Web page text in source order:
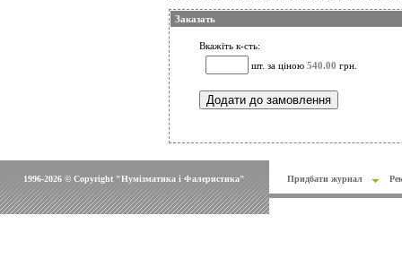
Заказать
Вкажіть к-сть:
шт. за ціною 540.00 грн.
1996-2026 © Copyright "Нумізматика і Фалеристика" Придбати журнал